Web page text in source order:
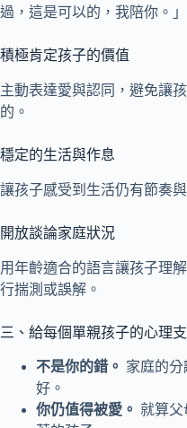
過，這是可以的，我陪你。」
積極肯定孩子的價值
主動表達愛與認同，避免讓
的。
穩定的生活與作息
讓孩子感受到生活仍有節奏
開放談論家庭狀況
用年齡適合的語言讓孩子理
行揣測或誤解。
三、給每個單親孩子的心理
不是你的錯。 家庭的
好。
你仍值得被愛。 就算父